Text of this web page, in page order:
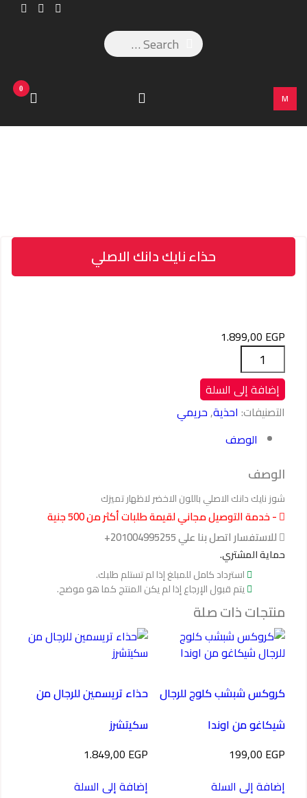
M
0
حذاء نايك دانك الاصلي
1.899,00 EGP
كمية
حذاء
نايك
دانك
الاصلي
إضافة إلى السلة
التصنيفات: احذية,حريمي
الوصف
الوصف
شوز نايك دانك الاصلي باللون الاخضر لاظهار تميزك
- خدمة التوصيل مجاني لقيمة طلبات أكثر من 500 جنية
للاستفسار اتصل بنا علي 201004995255+
حماية المشتري.
استرداد كامل للمبلغ إذا لم تستلم طلبك.
يتم قبول الإرجاع إذا لم يكن المنتج كما هو موضح.
منتجات ذات صلة
كروكس شبشب كلوج للرجال
شيكاغو من اوندا
199,00 EGP
إضافة إلى السلة
حذاء تريسمين للرجال من
سكيتشرز
1.849,00 EGP
إضافة إلى السلة